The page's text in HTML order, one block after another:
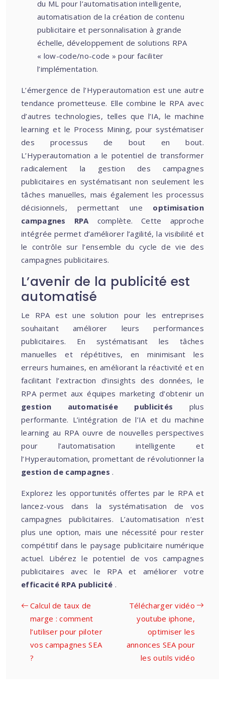
du ML pour l’automatisation intelligente,
automatisation de la création de contenu
publicitaire et personnalisation à grande
échelle, développement de solutions RPA
« low-code/no-code » pour faciliter
l’implémentation.
L’émergence de l’Hyperautomation est une autre
tendance prometteuse. Elle combine le RPA avec
d’autres technologies, telles que l’IA, le machine
learning et le Process Mining, pour systématiser
des processus de bout en bout.
L’Hyperautomation a le potentiel de transformer
radicalement la gestion des campagnes
publicitaires en systématisant non seulement les
tâches manuelles, mais également les processus
décisionnels, permettant une optimisation
campagnes RPA complète. Cette approche
intégrée permet d’améliorer l’agilité, la visibilité et
le contrôle sur l’ensemble du cycle de vie des
campagnes publicitaires.
L’avenir de la publicité est
automatisé
Le RPA est une solution pour les entreprises
souhaitant améliorer leurs performances
publicitaires. En systématisant les tâches
manuelles et répétitives, en minimisant les
erreurs humaines, en améliorant la réactivité et en
facilitant l’extraction d’insights des données, le
RPA permet aux équipes marketing d’obtenir un
gestion automatisée publicités plus
performante. L’intégration de l’IA et du machine
learning au RPA ouvre de nouvelles perspectives
pour l’automatisation intelligente et
l’Hyperautomation, promettant de révolutionner la
gestion de campagnes.
Explorez les opportunités offertes par le RPA et
lancez-vous dans la systématisation de vos
campagnes publicitaires. L’automatisation n’est
plus une option, mais une nécessité pour rester
compétitif dans le paysage publicitaire numérique
actuel. Libérez le potentiel de vos campagnes
publicitaires avec le RPA et améliorer votre
efficacité RPA publicité .
Calcul de taux de
marge : comment
l’utiliser pour piloter
vos campagnes SEA
?
Télécharger vidéo
youtube iphone,
optimiser les
annonces SEA pour
les outils vidéo